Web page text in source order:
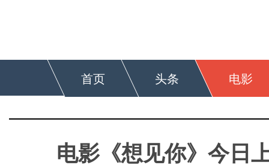
首页 头条 电影
电影《想见你》今日